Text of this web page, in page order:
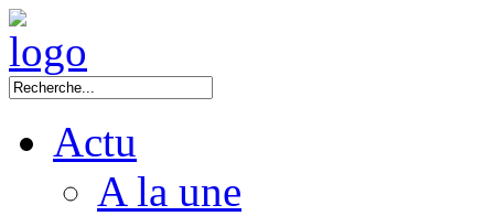
Actu
A la une